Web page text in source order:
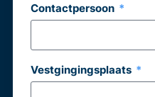
Contactpersoon
Vestgingingsplaats